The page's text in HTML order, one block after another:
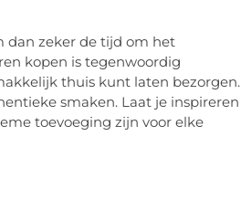
dan zeker de tijd om het
kopen is tegenwoordig
thuis kunt laten bezorgen.
smaken. Laat je inspireren
toevoeging zijn voor elke